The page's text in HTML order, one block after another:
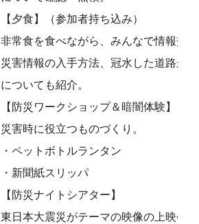
【夕食】（参加者持ち込み）
非常食を食べながら、みんなで情報交
災害情報の入手方法、冠水した道路か
についても紹介。
【防災ワークショップ＆暗闇体験】
災害時に役立つものづくり。
・ペットボトルランタン
・新聞紙スリッパ
【防災ナイトシアター】
東日本大震災がテーマの映像の上映会。